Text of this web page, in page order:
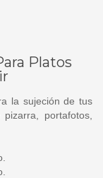
Platos
la sujeción de tus
portafotos,